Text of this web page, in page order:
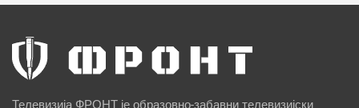
Телевизија ФРОНТ је образовно-забавни телевизијски